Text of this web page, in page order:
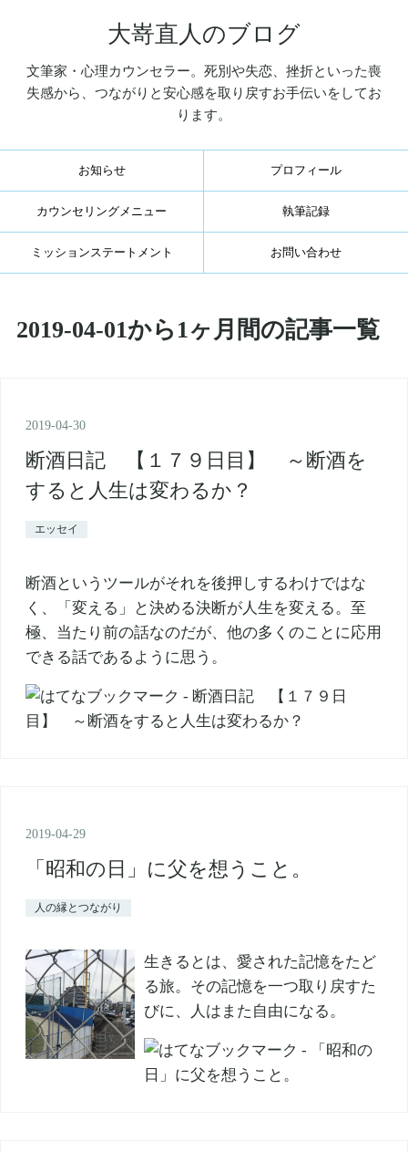
大嵜直人のブログ
文筆家・心理カウンセラー。死別や失恋、挫折といった喪
失感から、つながりと安心感を取り戻すお手伝いをしてお
ります。
お知らせ プロフィール
カウンセリングメニュー 執筆記録
ミッションステートメント お問い合わせ
2019-04-01から1ヶ月間の記事一覧
2019-04-30
断酒日記 【１７９日目】 ～断酒を
すると人生は変わるか？
エッセイ
断酒というツールがそれを後押しするわけではな
く、「変える」と決める決断が人生を変える。至
極、当たり前の話なのだが、他の多くのことに応用
できる話であるように思う。
2019-04-29
「昭和の日」に父を想うこと。
人の縁とつながり
生きるとは、愛された記憶をたど
る旅。その記憶を一つ取り戻すた
びに、人はまた自由になる。